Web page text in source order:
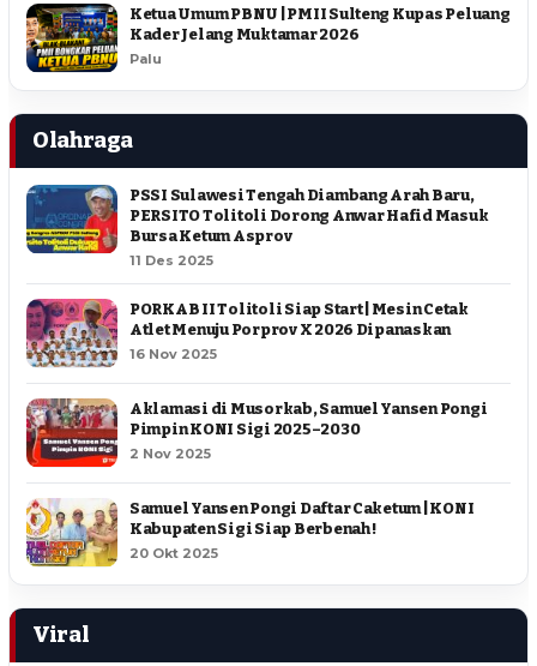
Ketua Umum PBNU | PMII Sulteng Kupas Peluang
Kader Jelang Muktamar 2026
Palu
Olahraga
PSSI Sulawesi Tengah Diambang Arah Baru,
PERSITO Tolitoli Dorong Anwar Hafid Masuk
Bursa Ketum Asprov
11 Des 2025
PORKAB II Tolitoli Siap Start | Mesin Cetak
Atlet Menuju Porprov X 2026 Dipanaskan
16 Nov 2025
Aklamasi di Musorkab, Samuel Yansen Pongi
Pimpin KONI Sigi 2025–2030
2 Nov 2025
Samuel Yansen Pongi Daftar Caketum | KONI
Kabupaten Sigi Siap Berbenah !
20 Okt 2025
Viral